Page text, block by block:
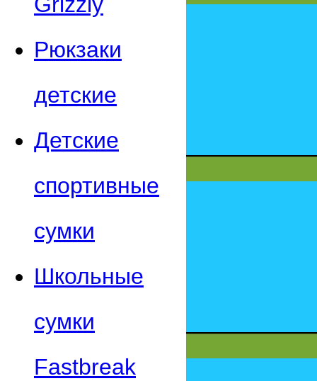
Рюкзаки
детские
Детские
спортивные
сумки
Школьные
сумки
Fastbreak